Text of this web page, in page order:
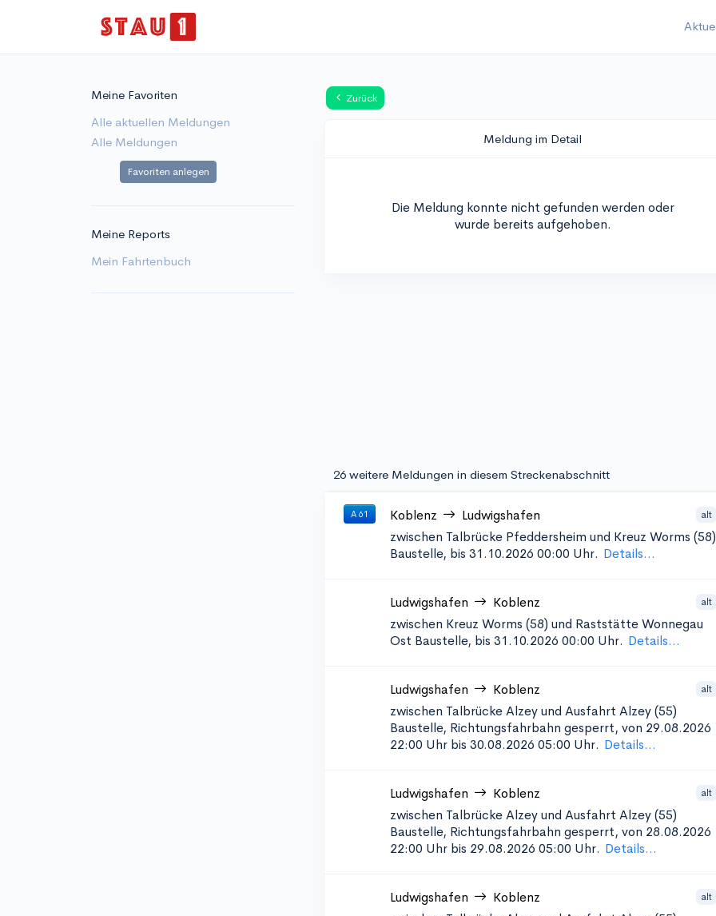
Meine Favoriten
Alle aktuellen Meldungen
Alle Meldungen
Favoriten anlegen
Meine Reports
Mein Fahrtenbuch
Zurück
Meldung im Detail
Die Meldung konnte nicht gefunden werden oder
wurde bereits aufgehoben.
26 weitere Meldungen in diesem Streckenabschnitt
A 61 Koblenz Ludwigshafen alt
zwischen Talbrücke Pfeddersheim und Kreuz Worms (58)
Baustelle, bis 31.10.2026 00:00 Uhr. Details...
Ludwigshafen Koblenz alt
zwischen Kreuz Worms (58) und Raststätte Wonnegau
Ost Baustelle, bis 31.10.2026 00:00 Uhr. Details...
Ludwigshafen Koblenz alt
zwischen Talbrücke Alzey und Ausfahrt Alzey (55)
Baustelle, Richtungsfahrbahn gesperrt, von 29.08.2026
22:00 Uhr bis 30.08.2026 05:00 Uhr. Details...
Ludwigshafen Koblenz alt
zwischen Talbrücke Alzey und Ausfahrt Alzey (55)
Baustelle, Richtungsfahrbahn gesperrt, von 28.08.2026
22:00 Uhr bis 29.08.2026 05:00 Uhr. Details...
Ludwigshafen Koblenz alt